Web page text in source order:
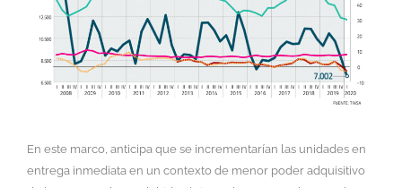
En este marco, anticipa que se incrementarían las unidades en
entrega inmediata en un contexto de menor poder adquisitivo